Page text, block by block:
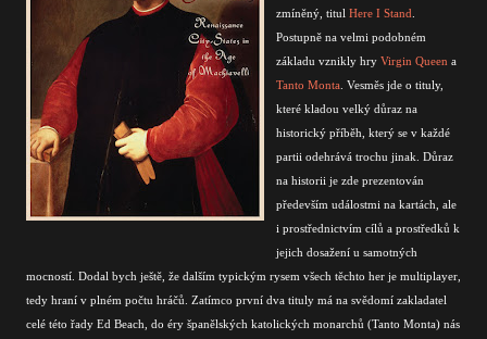
zmíněný, titulHere I Stand
Postupně na velmi podobném
základu vznikly hryVirgin Queen a
Tanto Monta . Vesměs jde o tituly,
které kladou velký důraz na
historický příběh, který se v každé
partii odehrává trochu jinak. Důraz
na historii je zde prezentován
především událostmi na kartách, ale
i prostřednictvím cílů a prostředků k
jejich dosažení u samotných
mocností. Dodal bych ještě, že dalším typickým rysem všech těchto her je multiplayer,
tedy hraní v plném počtu hráčů. Zatímco první dva tituly má na svědomí zakladatel
celé této řady Ed Beach, do éry španělských katolických monarchů (Tanto Monta) nás